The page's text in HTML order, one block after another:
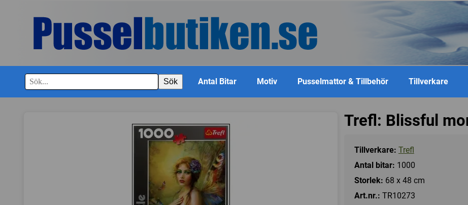
Sök Antal Bitar Motiv Pusselmattor & Tillbehör Tillverkare
Trefl: Blissful
Tillverkare: Trefl
Antal bitar: 1000
Storlek: 68 x 48 cm
Art.nr.: TR10273